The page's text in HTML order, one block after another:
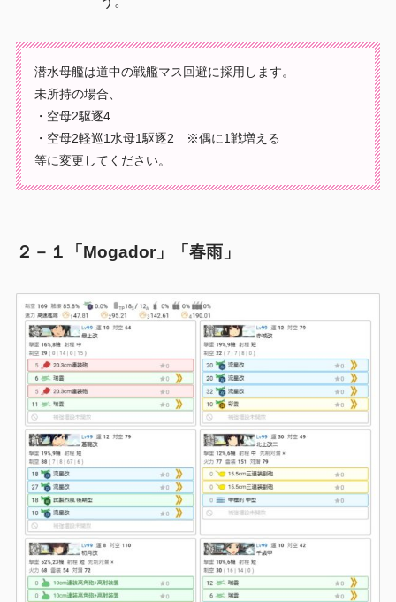
潜水母艦は道中の戦艦マス回避に採用します。
未所持の場合、
・空母2駆逐4
・空母2軽巡1水母1駆逐2 ※偶に1戦増える
等に変更してください。
２－１「Mogador」「春雨」